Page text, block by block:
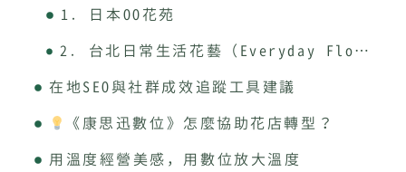
1. 日本OO花苑
2. 台北日常生活花藝（Everyday Florist）
在地SEO與社群成效追蹤工具建議
《康思迅數位》怎麼協助花店轉型？
用溫度經營美感，用數位放大溫度